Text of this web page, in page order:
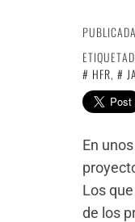
HFR,
En
Los
de los